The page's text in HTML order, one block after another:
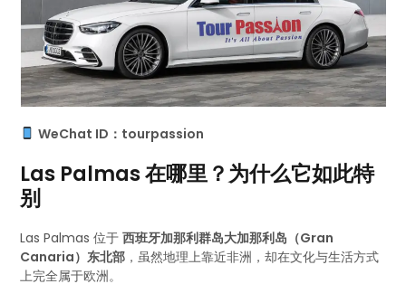
WeChat ID：tourpassion
Las Palmas 在哪里？为什么它如此特
别
Las Palmas 位于西班牙加那利群岛大加那利岛（Gran
Canaria）东北部 ，虽然地理上靠近非洲，却在文化与生活方式
上完全属于欧洲。